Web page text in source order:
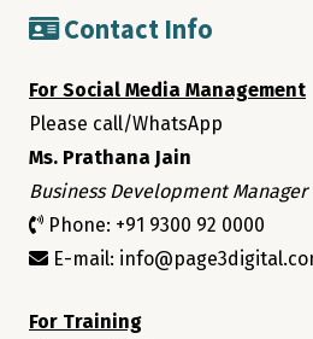
Contact Info
For Social Media Management
Please call/WhatsApp
Ms. Prathana Jain
Business Development Manager
Phone: +91 9300 92 0000
E-mail:
For Training